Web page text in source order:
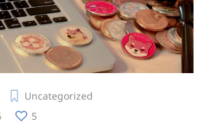
Uncategorized
5